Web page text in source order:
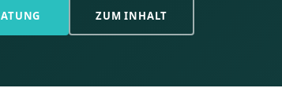
ZUM INHALT